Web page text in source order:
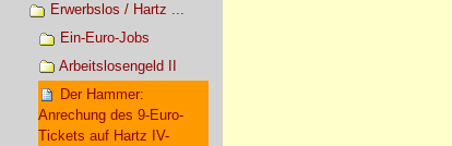
Erwerbslos / Hartz ...
Ein-Euro-Jobs
Arbeitslosengeld II
Der Hammer:
Anrechung des 9-Euro-
Tickets auf Hartz IV-